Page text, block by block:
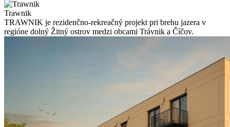
Trawnik
TRAWNIK je rezidenčno-rekreačný projekt pri brehu jazera v
regióne dolný Žitný ostrov medzi obcami Trávnik a Číčov.